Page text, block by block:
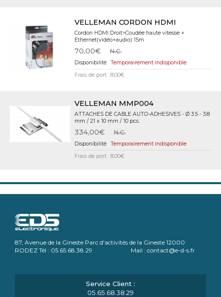
VELLEMAN CORDON HDMI
Cordon HDMI Droit>Coudée haute vitesse +
Ethernet(vidéo+audio) 15m
70,00€ N.C.
Temporairement indisponible
Frais de port : 8,00€
VELLEMAN MMP004
ATTACHES DE CABLE AUTO-ADHESIVES - Ø 3.5 - 3.8
mm / 21 x 10 mm / 10 pcs.
334,00€ N.C.
Temporairement indisponible
Frais de port : 8,00€
87, Avenue de la Gineste Parc d'activités de la Gineste 12000
RODEZ Tél : 05.65.68.38.29 Mail : contact@e-d-s.fr
05.65.68.38.29